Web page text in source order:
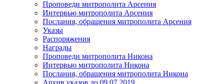
Проповеди митрополита Арсения
Интервью митрополита Арсения
Послания, обращения митрополита Арсения
Указы
Распоряжения
Награды
Проповеди митрополита Никона
Интервью митрополита Никона
Послания, обращения митрополита Никона
Архив указов до 09.07.2019